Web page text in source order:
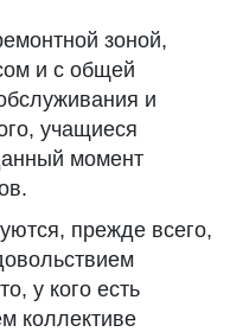
зоной,
и с общей
и
учащиеся
момент
прежде всего,
у кого есть
коллективе